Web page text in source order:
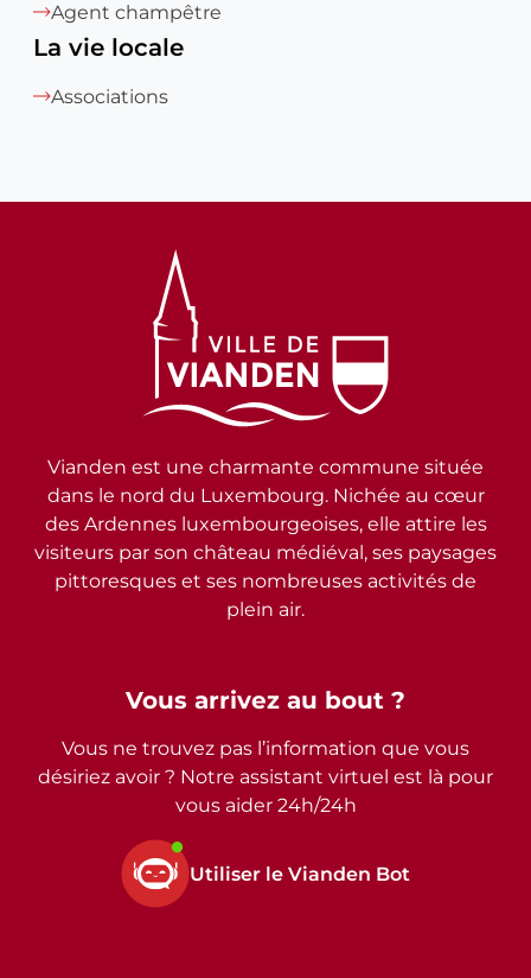
Agent champêtre
La vie locale
Associations
Vous arrivez au bout ?
Vous ne trouvez pas l’information que vous
désiriez avoir ? Notre assistant virtuel est là pour
vous aider 24h/24h
Utiliser le Vianden Bot
Vianden est une charmante commune située
dans le nord du Luxembourg. Nichée au cœur
des Ardennes luxembourgeoises, elle attire les
visiteurs par son château médiéval, ses paysages
pittoresques et ses nombreuses activités de
plein air.